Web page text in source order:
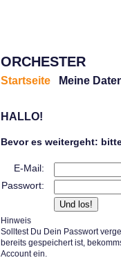
ORCHESTER
Startseite Meine
HALLO!
Bevor es weitergeht:
E-Mail:
Passwort:
Hinweis
Solltest Du Dein Passwort
bereits gespeichert ist,
Account ein.